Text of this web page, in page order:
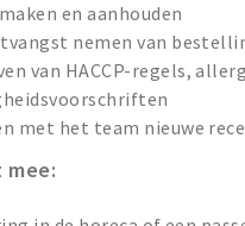
en aanhouden
nemen van
van HACCP-regels,
met het team nieuwe